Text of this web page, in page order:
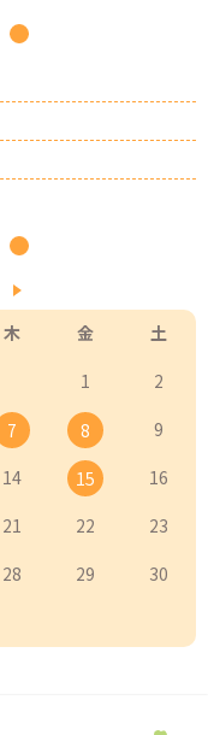
木 金
土
1
2
7 8
9
14 15
16
21 22
23
28 29
30